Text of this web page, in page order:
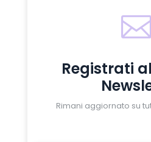

Registrati
Rimani aggiornato su